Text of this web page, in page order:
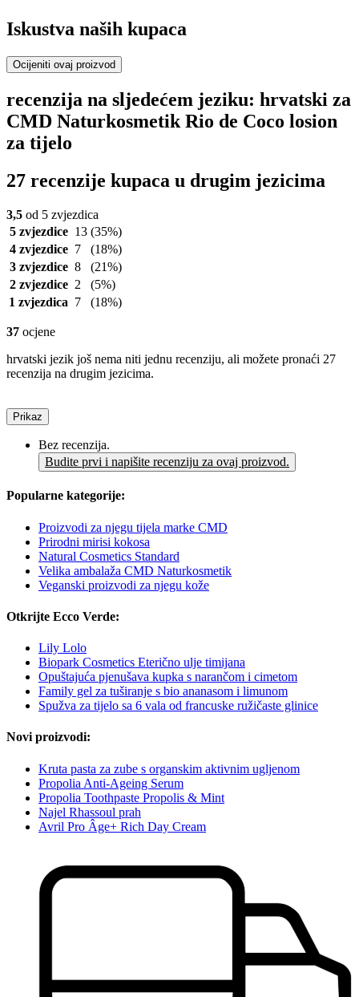
Iskustva naših kupaca
Ocijeniti ovaj proizvod
recenzija na sljedećem jeziku: hrvatski za
CMD Naturkosmetik Rio de Coco losion
za tijelo
27 recenzije kupaca u drugim jezicima
3,5 od 5 zvjezdica
5 zvjezdice 13 (35%)
4 zvjezdice 7
(18%)
3 zvjezdice 8
(21%)
2 zvjezdice 2
(5%)
1 zvjezdica 7 (18%)
37 ocjene
hrvatski jezik još nema niti jednu recenziju, ali možete pronaći 27
recenzija na drugim jezicima.
Prikaz
Bez recenzija.
Budite prvi i napišite recenziju za ovaj proizvod.
Popularne kategorije:
Proizvodi za njegu tijela marke CMD
Prirodni mirisi kokosa
Natural Cosmetics Standard
Velika ambalaža CMD Naturkosmetik
Veganski proizvodi za njegu kože
Otkrijte Ecco Verde:
Lily Lolo
Biopark Cosmetics Eterično ulje timijana
Opuštajuća pjenušava kupka s narančom i cimetom
Family gel za tuširanje s bio ananasom i limunom
Spužva za tijelo sa 6 vala od francuske ružičaste glinice
Novi proizvodi:
Kruta pasta za zube s organskim aktivnim ugljenom
Propolia Anti-Ageing Serum
Propolia Toothpaste Propolis & Mint
Najel Rhassoul prah
Avril Pro Âge+ Rich Day Cream